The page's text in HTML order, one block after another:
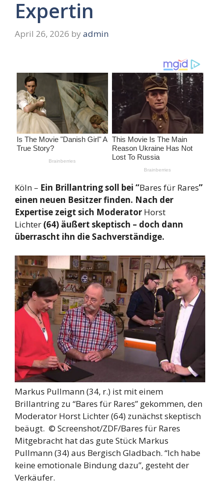
Expertin
April 26, 2026 by admin
Köln – Ein Brillantring soll bei “Bares für Rares”
einen neuen Besitzer finden. Nach der
Expertise zeigt sich Moderator Horst
Lichter (64) äußert skeptisch – doch dann
überrascht ihn die Sachverständige.
Markus Pullmann (34, r.) ist mit einem
Brillantring zu “Bares für Rares” gekommen, den
Moderator Horst Lichter (64) zunächst skeptisch
beäugt. © Screenshot/ZDF/Bares für Rares
Mitgebracht hat das gute Stück Markus
Pullmann (34) aus Bergisch Gladbach. “Ich habe
keine emotionale Bindung dazu”, gesteht der
Verkäufer.